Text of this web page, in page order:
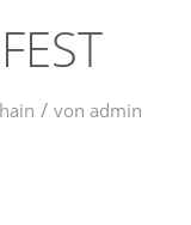
/ vonadmin